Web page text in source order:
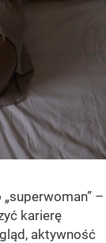
–
karierę
aktywność